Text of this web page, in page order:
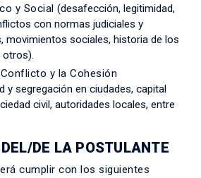
y Social (desafección, legitimidad,
con normas judiciales y
movimientos sociales, historia de los
otros).
y la Cohesión
y segregación en ciudades, capital
civil, autoridades locales, entre
DE LA POSTULANTE
cumplir con los siguientes